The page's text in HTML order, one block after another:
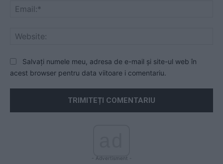
Salvați numele meu, adresa de e-mail și site-ul web în
acest browser pentru data viitoare i comentariu.
- Advertisment -